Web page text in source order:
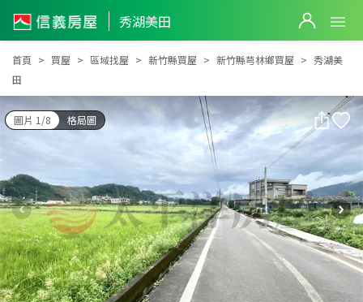
秀湖美田
首頁 買屋 區域找屋 新竹縣買屋 新竹縣芎林鄉買屋
秀湖美
田
圖片 1/8 格局圖